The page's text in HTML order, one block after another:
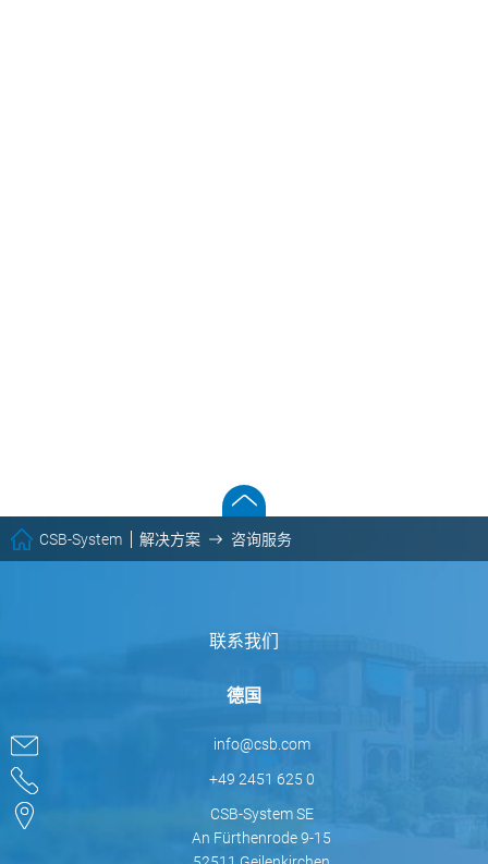
CSB-System 解决方案 咨询服务
联系我们
德国
info@csb.com
+49 2451 625 0
CSB-System SE
An Fürthenrode 9-15